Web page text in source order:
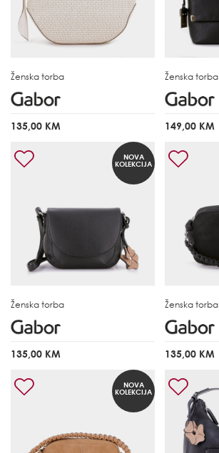
Ženska torba
135,00 KM
Ženska torba
149,00 KM
NOVA
KOLEKCIJA
Ženska torba
135,00 KM
Ženska torba
135,00 KM
NOVA
KOLEKCIJA